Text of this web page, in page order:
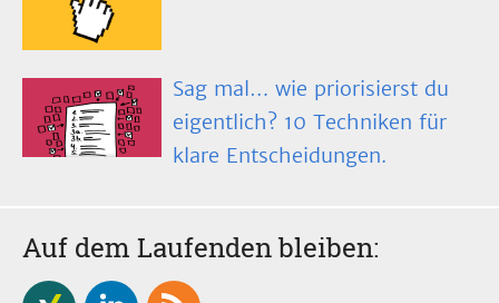
Sag mal… wie priorisierst du
eigentlich? 10 Techniken für
klare Entscheidungen.
Auf dem Laufenden bleiben: